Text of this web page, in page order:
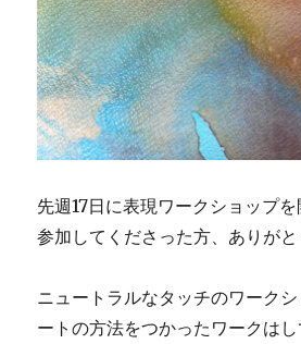
先週17日に表現ワークショップを
参加してくださった方、ありがと
ニュートラルなタッチのワーク
ートの方法をつかったワークは